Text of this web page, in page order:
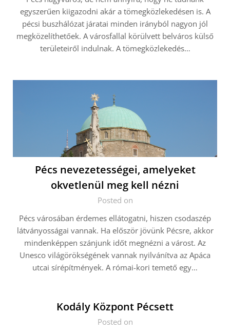
egyszerűen kiigazodni akár a tömegközlekedésen is. A
pécsi buszhálózat járatai minden irányból nagyon jól
megközelíthetőek. A városfallal körülvett belváros külső
területeiről indulnak. A tömegközlekedés…
Pécs nevezetességei, amelyeket
okvetlenül meg kell nézni
Posted on
Pécs városában érdemes ellátogatni, hiszen csodaszép
látványosságai vannak. Ha először jövünk Pécsre, akkor
mindenképpen szánjunk időt megnézni a várost. Az
Unesco világörökségének vannak nyilvánítva az Apáca
utcai sírépítmények. A római-kori temető egy…
Kodály Központ Pécsett
Posted on